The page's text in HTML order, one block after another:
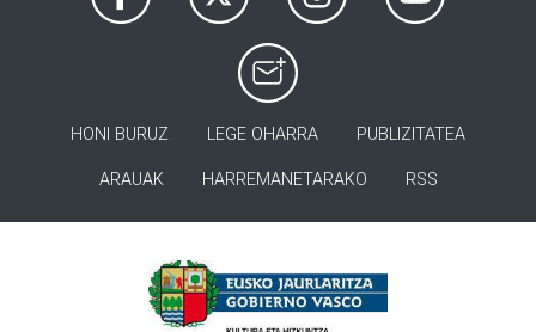
HONI BURUZ LEGE OHARRA PUBLIZITATEA
ARAUAK HARREMANETARAKO RSS